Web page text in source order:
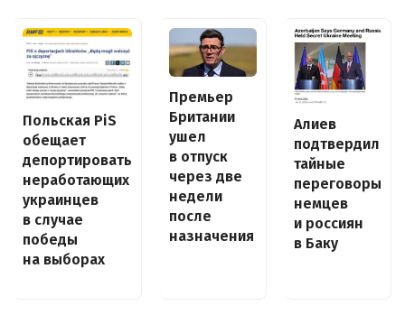
Польская PiS
обещает
депортировать
неработающих
украинцев
в случае
победы
на выборах
Премьер
Британии
ушел
в отпуск
через две
недели
после
назначения
Алиев
подтвердил
тайные
переговоры
немцев
и россиян
в Баку